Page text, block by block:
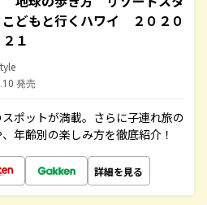
どもと行くハワイ ２０２０
１
発売
ポットが満載。さらに子連れ旅の
年齢別の楽しみ方を徹底紹介！
詳細を見る